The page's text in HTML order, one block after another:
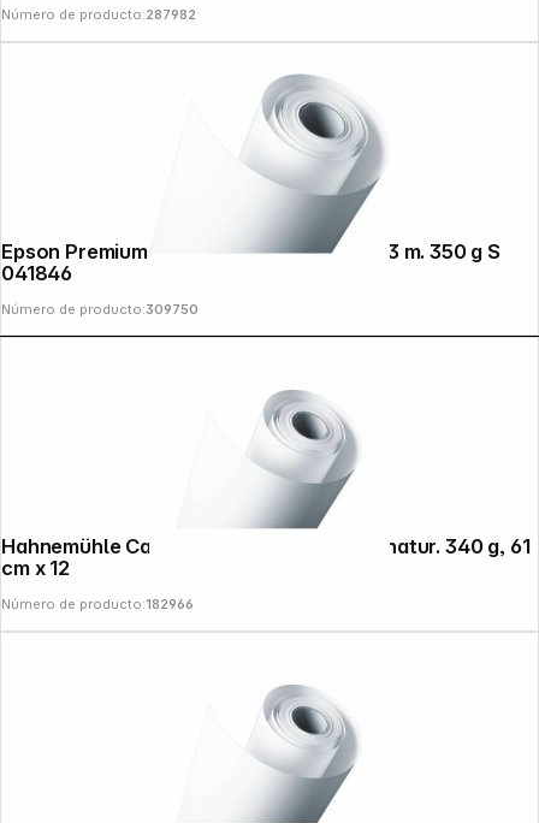
Número de producto:287982
Epson Premium Canvas Satin 43,2 cm x 13 m. 350 g S
041846
Número de producto:309750
Hahnemühle Canvas Artist mate blanco natur. 340 g, 61
cm x 12
Número de producto:182966